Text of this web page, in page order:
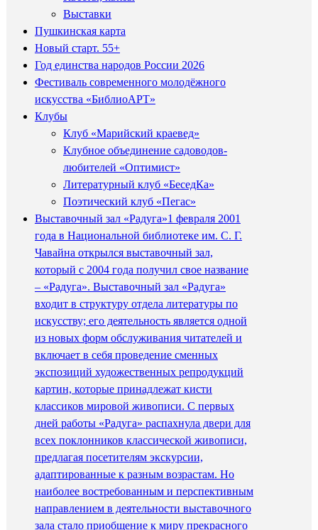
Выставки
Пушкинская карта
Новый старт. 55+
Год единства народов России 2026
Фестиваль современного молодёжного
искусства «БиблиоАРТ»
Клубы
Клуб «Марийский краевед»
Клубное объединение садоводов-
любителей «Оптимист»
Литературный клуб «БеседКа»
Поэтический клуб «Пегас»
Выставочный зал «Радуга»1 февраля 2001
года в Национальной библиотеке им. С. Г.
Чавайна открылся выставочный зал,
который с 2004 года получил свое название
– «Радуга». Выставочный зал «Радуга»
входит в структуру отдела литературы по
искусству; его деятельность является одной
из новых форм обслуживания читателей и
включает в себя проведение сменных
экспозиций художественных репродукций
картин, которые принадлежат кисти
классиков мировой живописи. С первых
дней работы «Радуга» распахнула двери для
всех поклонников классической живописи,
предлагая посетителям экскурсии,
адаптированные к разным возрастам. Но
наиболее востребованным и перспективным
направлением в деятельности выставочного
зала стало приобщение к миру прекрасного